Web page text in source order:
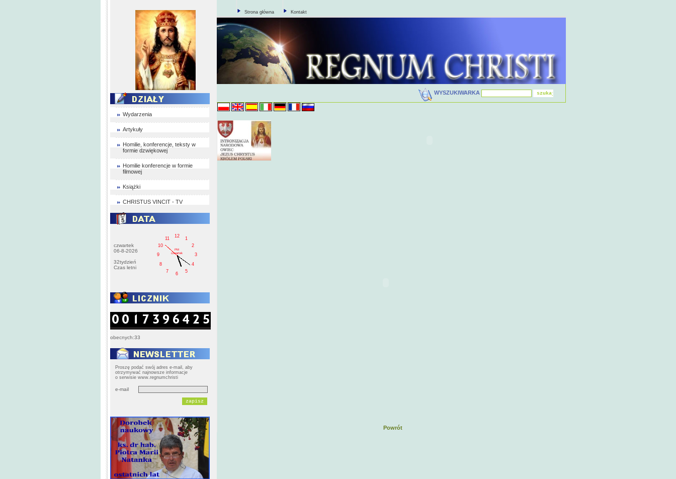
Wydarzenia
Artykuły
Homilie, konferencje, teksty w
formie dzwiękowej
Homilie konferencje w formie
filmowej
Książki
CHRISTUS VINCIT - TV
czwartek
06-8-2026
32tydzień
Czas letni
1
2
3
4
5
6
7
8
9
10
11
12
PM
czwartek
obecnych:33
Proszę podać swój adres e-mail, aby
otrzymywać najnowsze informacje
o serwisie www.regnumchristi
e-mail
Strona główna Kontakt
WYSZUKIWARKA
Powrót